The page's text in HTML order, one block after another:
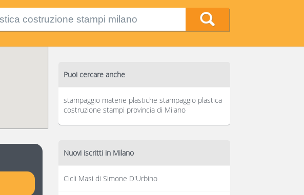
Puoi cercare anche
stampaggio materie plastiche stampaggio plastica
costruzione stampi provincia di Milano
Nuovi iscritti in Milano
Cicli Masi di Simone D'Urbino